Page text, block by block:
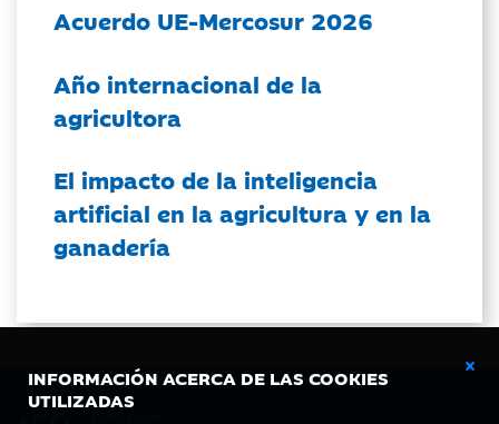
INFORMACIÓN ACERCA DE LAS COOKIES
UTILIZADAS
Acuerdo UE-Mercosur 2026
Año internacional de la
agricultora
El impacto de la inteligencia
artificial en la agricultura y en la
ganadería